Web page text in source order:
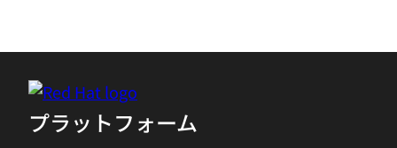
プラットフォーム